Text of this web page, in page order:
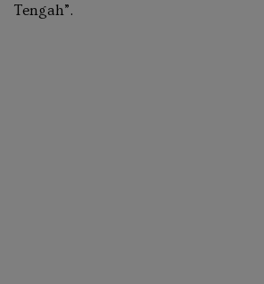
Tengah”.